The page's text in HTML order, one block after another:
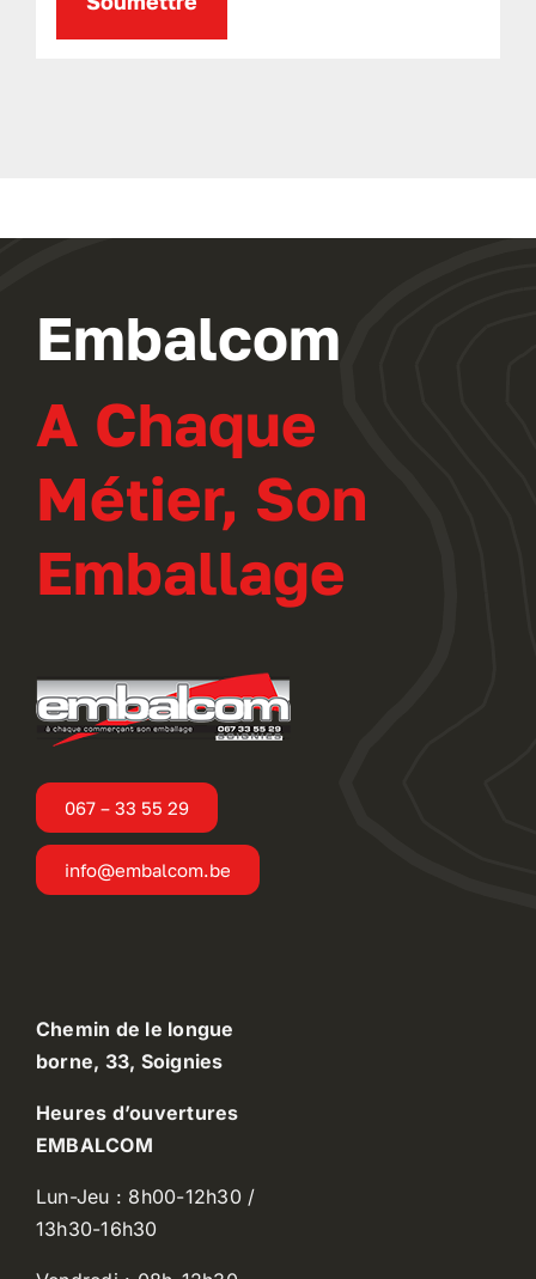
Embalcom
A Chaque
Métier, Son
Emballage
067 – 33 55 29
info@embalcom.be
Chemin de le longue
borne, 33, Soignies
Heures d’ouvertures
EMBALCOM
Lun-Jeu : 8h00-12h30 /
13h30-16h30